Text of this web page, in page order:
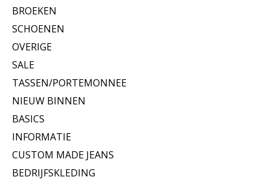
BROEKEN
SCHOENEN
OVERIGE
SALE
TASSEN/PORTEMONNEE
NIEUW BINNEN
BASICS
INFORMATIE
CUSTOM MADE JEANS
BEDRIJFSKLEDING